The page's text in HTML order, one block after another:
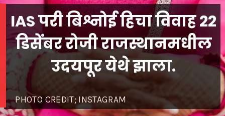
PHOTO CREDIT; INSTAGRAM
IAS परी बिश्नोई हिचा विवाह 22
डिसेंबर रोजी राजस्थानमधील
उदयपूर येथे झाला.